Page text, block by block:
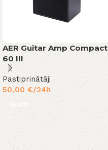
AER Guitar Amp Compact
60 III
Pastiprinātāji
50,00 €/24h
Skatīt